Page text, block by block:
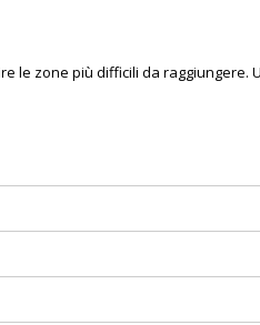
le zone più difficili da raggiungere.